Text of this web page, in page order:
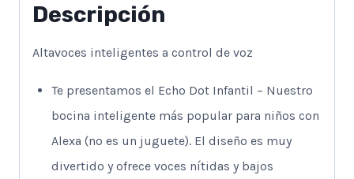
Descripción
Altavoces inteligentes a control de voz
Te presentamos el Echo Dot Infantil – Nuestro
bocina inteligente más popular para niños con
Alexa (no es un juguete). El diseño es muy
divertido y ofrece voces nítidas y bajos